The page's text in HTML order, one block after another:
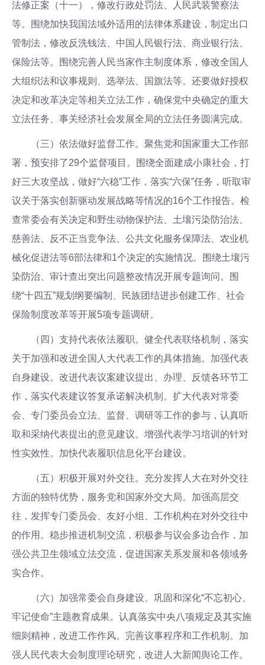
法修正案（十一），修改行政处罚法、人民武装警察法
等。围绕加快我国法域外适用的法律体系建设，制定出口
管制法，修改反洗钱法、中国人民银行法、商业银行法、
保险法等。围绕完善人民当家作主制度体系，修改全国人
大组织法和议事规则、选举法、国旗法等。还要做好授权
决定和改革决定等相关立法工作，确保党中央确定的重大
立法任务、事关经济社会发展全局的立法任务圆满完成。
（三）依法做好监督工作。聚焦党和国家重大工作部
署，预安排了29个监督项目。围绕全面建成小康社会，打
好三大攻坚战，做好“六稳”工作，落实“六保”任务，听取审
议关于落实创新驱动发展战略等情况的16个工作报告。检
查常委会有关决定和野生动物保护法、土壤污染防治法、
慈善法、反不正当竞争法、公共文化服务保障法、农业机
械化促进法等6部法律和1个决定的实施情况。围绕土壤污
染防治、审计查出突出问题整改情况开展专题询问。围
绕“十四五”规划纲要编制、民族团结进步创建工作、社会
保险制度改革等开展5项专题调研。
（四）支持代表依法履职。健全代表联络机制，落实
关于加强和改进全国人大代表工作的具体措施。加强代表
自身建设。改进代表议案建议提出、办理、反馈各环节工
作，落实代表建议答复承诺解决机制。扩大代表对常委
会、专门委员会立法、监督、调研等工作的参与，认真听
取和采纳代表提出的意见建议。增强代表学习培训的针对
性实效性。加快代表履职信息化平台建设。
（五）积极开展对外交往。充分发挥人大在对外交往
方面的独特优势，服务党和国家外交大局。加强高层交
往，发挥专门委员会、友好小组、工作机构在对外交往中
的作用。稳步推进机制交流，积极参与议会多边合作，加
强公共卫生领域立法交流，促进国家关系发展和各领域务
实合作。
（六）加强常委会自身建设。巩固和深化“不忘初心、
牢记使命”主题教育成果。认真落实中央八项规定及其实施
细则精神，改进工作作风。完善议事程序和工作机制。加
强人民代表大会制度理论研究，改进人大新闻舆论工作。